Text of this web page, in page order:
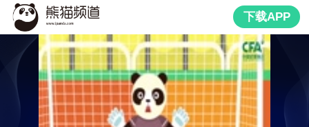
下载APP